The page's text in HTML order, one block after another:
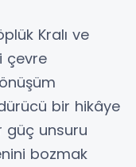
Kralı ve
çevre
bir hikâye
güç unsuru
bozmak